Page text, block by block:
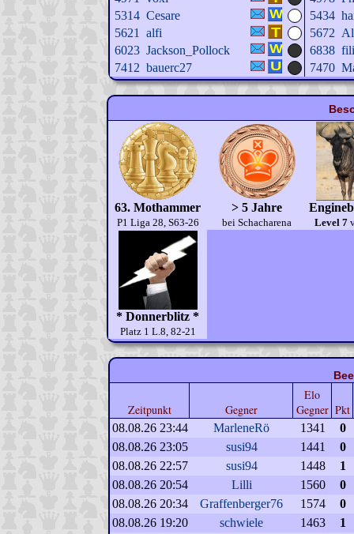
5314 Cesare 5434
5621
alfi 5672
6023 Jackson_Pollock 6838
7412 bauerc27 7470
63. Mothammer
P1 Liga 28, S63-26
> 5 Jahre
bei Schacharena Level 7
* Donnerblitz *
Platz 1 L.8, 82-21
Zeitpunkt Gegner
Elo
Gegner Pkt
08.08.26 23:44 MarleneRö 1341
0
08.08.26 23:05
susi94 1441
0
08.08.26 22:57
susi94 1448
1
08.08.26 20:54
Lilli 1560
0
08.08.26 20:34
Graffenberger76 1574
0
08.08.26 19:20
schwiele 1463
1